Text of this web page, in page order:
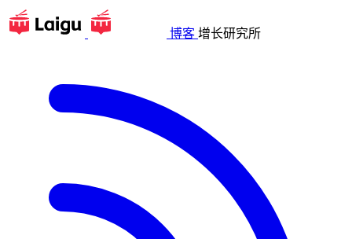
博客 增长研究所